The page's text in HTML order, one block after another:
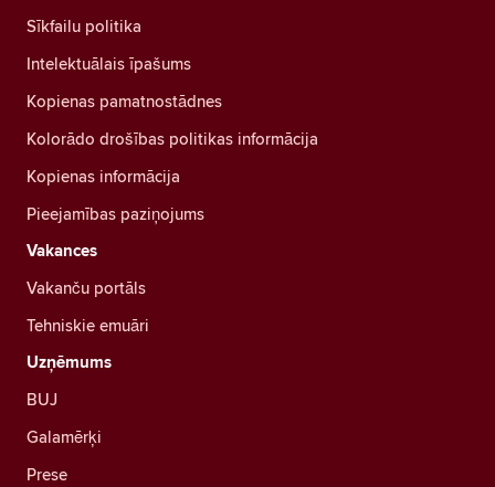
Sīkfailu politika
Intelektuālais īpašums
Kopienas pamatnostādnes
Kolorādo drošības politikas informācija
Kopienas informācija
Pieejamības paziņojums
Vakances
Vakanču portāls
Tehniskie emuāri
Uzņēmums
BUJ
Galamērķi
Prese